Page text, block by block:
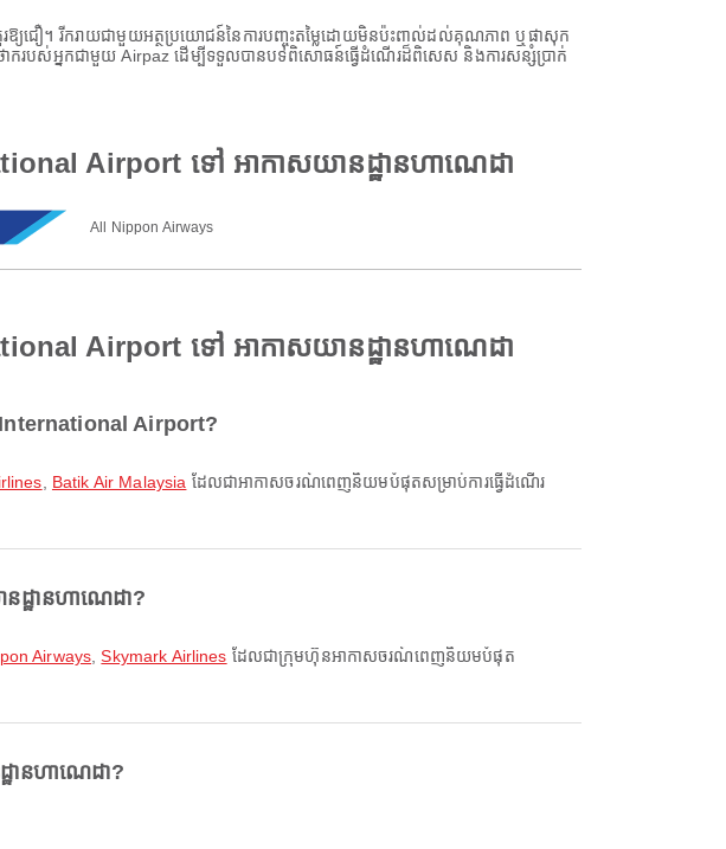
រឱ្យជឿ។ រីករាយជាមួយអត្ថប្រយោជន៍នៃការបញ្ចុះតម្លៃដោយមិនប៉ះពាល់ដល់គុណភាព ឬផាសុក
ករបស់អ្នកជាមួយ Airpaz ដើម្បីទទួលបានបទពិសោធន៍ធ្វើដំណើរដ៏ពិសេស និងការសន្សំប្រាក់
Airport ទៅ អាកាសយានដ្ឋានហាណេដា
All Nippon Airways
Airport ទៅ អាកាសយានដ្ឋានហាណេដា
Airport?
Batik Air Malaysia ដែលជាអាកាសចរណ៍ពេញនិយមបំផុតសម្រាប់ការធ្វើដំណើរ
ដ្ឋានហាណេដា?
Airways ,Skymark Airlines ដែលជាក្រុមហ៊ុនអាកាសចរណ៍ពេញនិយមបំផុត
ានហាណេដា?